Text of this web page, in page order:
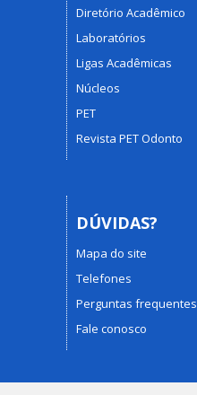
Diretório Acadêmico
Laboratórios
Ligas Acadêmicas
Núcleos
PET
Revista PET Odonto
DÚVIDAS?
Mapa do site
Telefones
Perguntas frequentes
Fale conosco